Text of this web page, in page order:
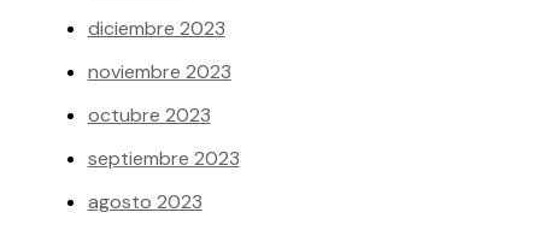
diciembre 2023
noviembre 2023
octubre 2023
septiembre 2023
agosto 2023